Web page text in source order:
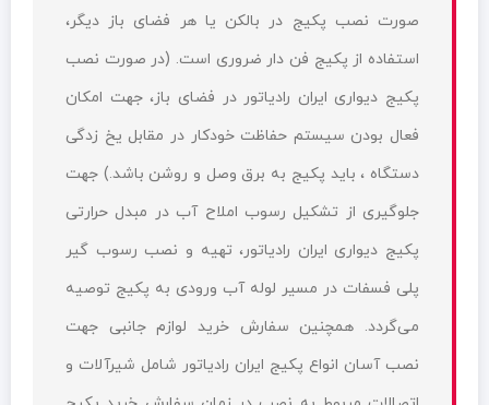
صورت نصب پکیج در بالکن یا هر فضای باز دیگر،
استفاده از پکیج فن دار ضروری است. (در صورت نصب
پکیج دیواری ایران رادیاتور در فضای باز، جهت امکان
فعال بودن سیستم حفاظت خودکار در مقابل یخ زدگی
دستگاه ، باید پکیج به برق وصل و روشن باشد.) جهت
جلوگیری از تشکیل رسوب املاح آب در مبدل حرارتی
پکیج دیواری ایران رادیاتور، تهیه و نصب رسوب گیر
پلی فسفات در مسیر لوله آب ورودی به پکیج توصیه
می‌گردد. همچنین سفارش خرید لوازم جانبی جهت
نصب آسان انواع پکیج ایران رادیاتور شامل شیرآلات و